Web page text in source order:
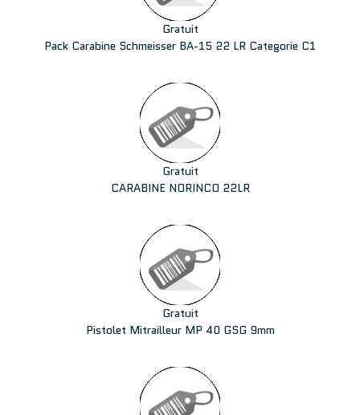
Gratuit
Pack Carabine Schmeisser BA-15 22 LR Categorie C1
Gratuit
CARABINE NORINCO 22LR
Gratuit
Pistolet Mitrailleur MP 40 GSG 9mm